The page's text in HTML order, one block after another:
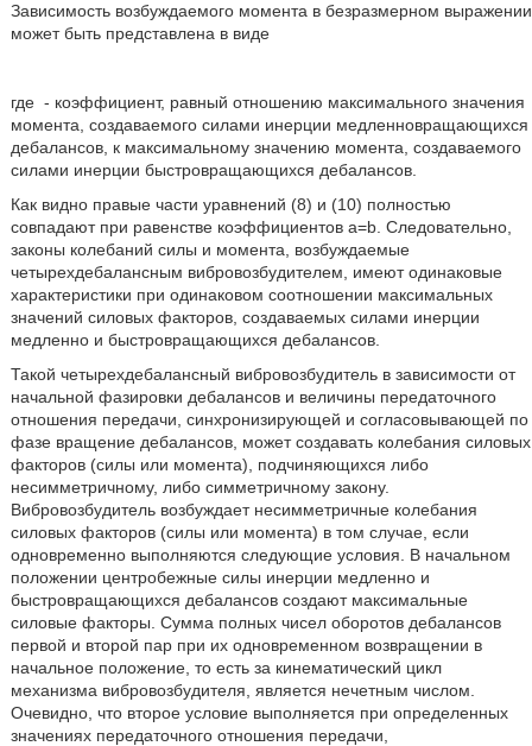
Зависимость возбуждаемого момента в безразмерном выражении
может быть представлена в виде
где - коэффициент, равный отношению максимального значения
момента, создаваемого силами инерции медленновращающихся
дебалансов, к максимальному значению момента, создаваемого
силами инерции быстровращающихся дебалансов.
Как видно правые части уравнений (8) и (10) полностью
совпадают при равенстве коэффициентов a=b. Следовательно,
законы колебаний силы и момента, возбуждаемые
четырехдебалансным вибровозбудителем, имеют одинаковые
характеристики при одинаковом соотношении максимальных
значений силовых факторов, создаваемых силами инерции
медленно и быстровращающихся дебалансов.
Такой четырехдебалансный вибровозбудитель в зависимости от
начальной фазировки дебалансов и величины передаточного
отношения передачи, синхронизирующей и согласовывающей по
фазе вращение дебалансов, может создавать колебания силовых
факторов (силы или момента), подчиняющихся либо
несимметричному, либо симметричному закону.
Вибровозбудитель возбуждает несимметричные колебания
силовых факторов (силы или момента) в том случае, если
одновременно выполняются следующие условия. В начальном
положении центробежные силы инерции медленно и
быстровращающихся дебалансов создают максимальные
силовые факторы. Сумма полных чисел оборотов дебалансов
первой и второй пар при их одновременном возвращении в
начальное положение, то есть за кинематический цикл
механизма вибровозбудителя, является нечетным числом.
Очевидно, что второе условие выполняется при определенных
значениях передаточного отношения передачи,